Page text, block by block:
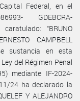
Federal, en el
GDEBCRA-
“BRUNO
CAMPBELL
sustancia en esta
del Régimen Penal
mediante IF-2024-
24 ha declarado la
Y ALEJANDRO